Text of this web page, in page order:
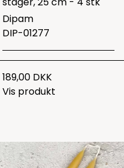
Dipam
DIP-01277
189,00 DKK
Vis produkt